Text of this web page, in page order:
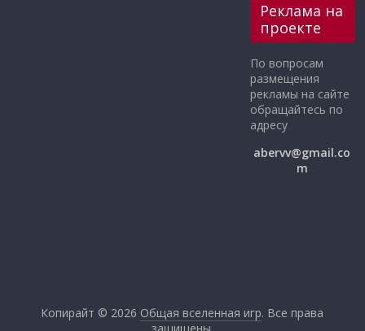
Реклама на
проекте
По вопросам
размещения
рекламы на сайте
обращайтесь по
адресу
abervv@gmail.co
m
Копирайт © 2026 Общая вселенная игр. Все права